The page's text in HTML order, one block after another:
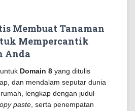
Membuat Tanaman
Mempercantik
Anda
Domain 8 yang ditulis
dan mendalam seputar dunia
lengkap dengan judul
paste , serta penempatan